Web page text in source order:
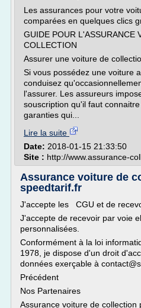
Les assurances pour votre
comparées en quelques clics
GUIDE POUR L'ASSURANCE
COLLECTION
Assurer une voiture de
Si vous possédez une voiture
conduisez
l'assurer. Les assureurs
souscription qu'il faut
garanties qui...
Lire la suite
Date: 2018-01-15 21:33:50
Site : http://www.assurance-
Assurance voiture de
speedtarif.fr
J'accepte les CGU et de
J'accepte de recevoir par voie
personnalisées.
Conformément à la loi
1978, je dispose d'un droit
données exerçable à
Précédent
Nos Partenaires
Assurance voiture de collection